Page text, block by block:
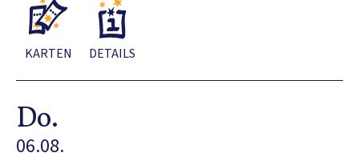
KARTEN DETAILS
Do.
06.08.